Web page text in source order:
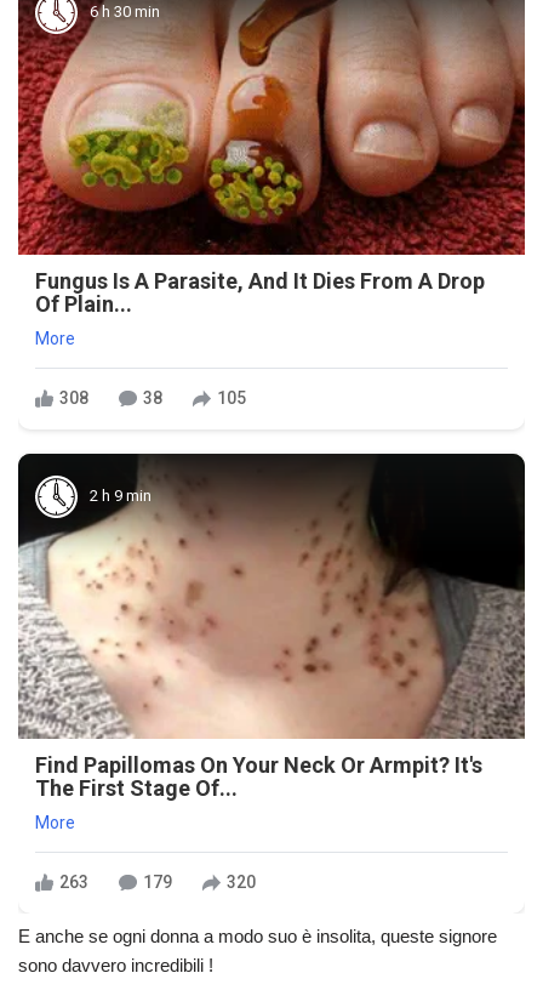
6 h 30 min
Fungus Is A Parasite, And It Dies From A Drop
Of Plain...
More
308 38 105
2 h 9 min
Find Papillomas On Your Neck Or Armpit? It's
The First Stage Of...
More
263 179 320
E anche se ogni donna a modo suo è insolita, queste signore
sono davvero incredibili !